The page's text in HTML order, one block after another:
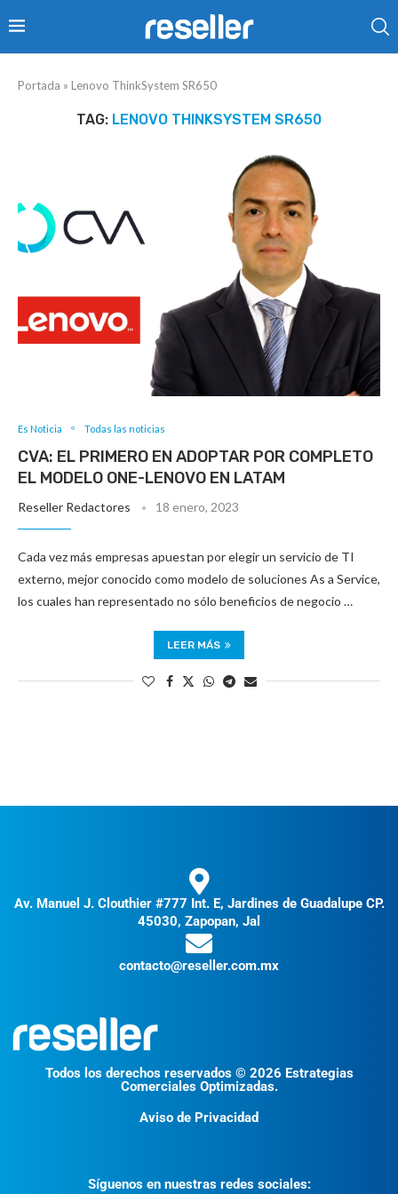
Portada » Lenovo ThinkSystem SR650
TAG: LENOVO THINKSYSTEM SR650
Es Noticia Todas las noticias
CVA: EL PRIMERO EN ADOPTAR POR COMPLETO
EL MODELO ONE-LENOVO EN LATAM
Reseller Redactores 18 enero, 2023
Cada vez más empresas apuestan por elegir un servicio de TI
externo, mejor conocido como modelo de soluciones As a Service,
los cuales han representado no sólo beneficios de negocio …
LEER MÁS
Av. Manuel J. Clouthier #777 Int. E, Jardines de Guadalupe CP.
45030, Zapopan, Jal
contacto@reseller.com.mx
Todos los derechos reservados © 2026 Estrategias
Comerciales Optimizadas.
Aviso de Privacidad
Síguenos en nuestras redes sociales: